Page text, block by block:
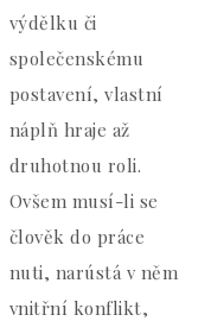
výdělku či
společenskému
postavení, vlastní
náplň hraje až
druhotnou roli.
Ovšem musí-li se
člověk do práce
nuti, narústá v něm
vnitřní konflikt,